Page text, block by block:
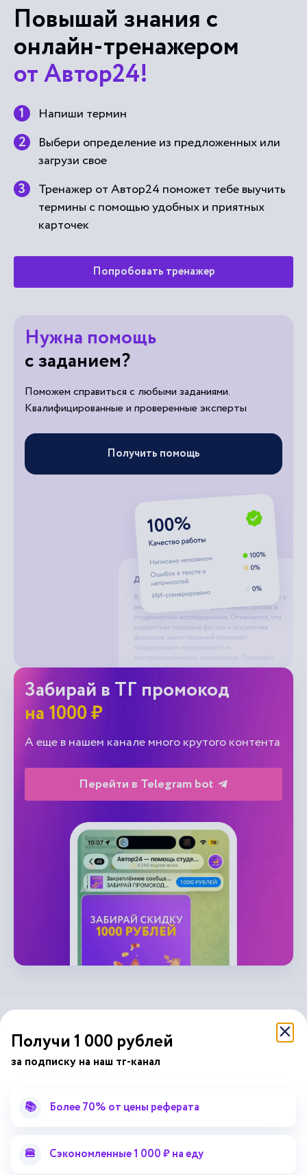
Повышай знания с
онлайн-тренажером
от Автор24!
Напиши термин
Выбери определение из предложенных или
загрузи свое
Тренажер от Автор24 поможет тебе выучить
термины с помощью удобных и приятных
карточек
Попробовать тренажер
Нужна помощь
с заданием?
Поможем справиться с любыми заданиями.
Квалифицированные и проверенные эксперты
Получить помощь
Забирай в ТГ промокод
на 1000 ₽
А еще в нашем канале много крутого контента
Перейти в Telegram bot
отавтор24
Подписывайся на наши соц. сети
Методические указания
Помощь эксперта
Получи 1 000 рублей
за подписку на наш тг-канал
📚 Более 70% от цены реферата
🍔 Сэкономленные 1 000 ₽ на еду